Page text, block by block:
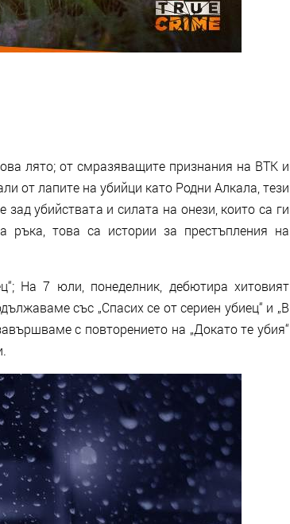
лято; от смразяващите признания на BTK и
от лапите на убийци като Родни Алкала, тези
убийствата и силата на онези, които са ги
ръка, това са истории за престъпления на
На 7 юли, понеделник, дебютира хитовият
със „Спасих се от сериен убиец“ и „В
с повторението на „Докато те убия“